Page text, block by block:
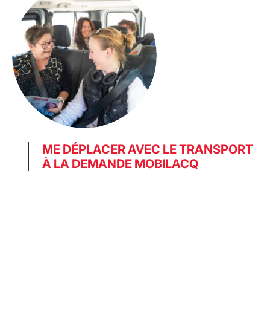
ME DÉPLACER AVEC LE TRANSPORT
À LA DEMANDE MOBILACQ